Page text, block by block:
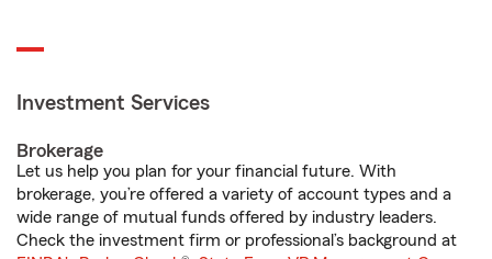
Investment Services
Brokerage
Let us help you plan for your financial future. With
brokerage, you’re offered a variety of account types and a
wide range of mutual funds offered by industry leaders.
Check the investment firm or professional’s background at